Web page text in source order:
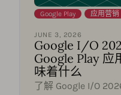
Google Play 应用营销
JUNE 3, 2026
Google I/O
Google Play 应
味着什么
了解 Google I/O